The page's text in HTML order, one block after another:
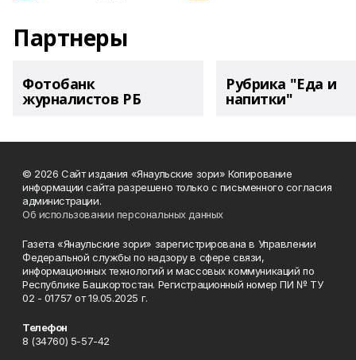
Партнеры
Фотобанк
журналистов РБ
Рубрика "Еда и
напитки"
© 2026 Сайт издания «Янаульские зори» Копирование
информации сайта разрешено только с письменного согласия
администрации.
Об использовании персональных данных
Газета «Янаульские зори» зарегистрирована в Управлении
Федеральной службы по надзору в сфере связи,
информационных технологий и массовых коммуникаций по
Республике Башкортостан. Регистрационный номер ПИ № ТУ
02 - 01757 от 19.05.2025 г.
Телефон
8 (34760) 5-57-42